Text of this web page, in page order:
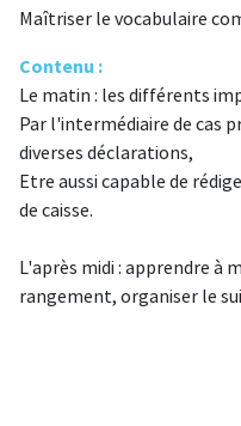
Maîtriser le vocabulaire
Contenu :
Le matin : les différents
Par l'intermédiaire de cas
diverses déclarations,
Etre aussi capable de
de caisse.
L'après midi : apprendre à
rangement, organiser le